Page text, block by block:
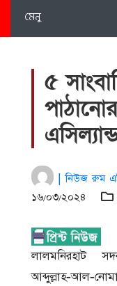
মেনু
৫
| নিউজ রুম
১৬/০৩/২০২৪
লালমনিরহাট
আব্দুল্লাহ-আল-